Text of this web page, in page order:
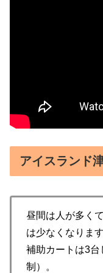
アイスランド
昼間は人が多く
は少なくなります
補助カートは3
制）。